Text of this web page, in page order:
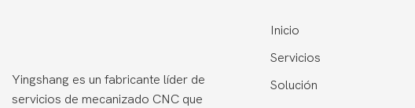
Yingshang es un fabricante líder de
servicios de mecanizado CNC que
Inicio
Servicios
Solución